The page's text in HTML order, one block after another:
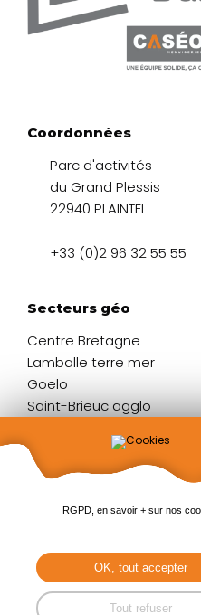
Coordonnées
Parc d'activités
du Grand Plessis
22940 PLAINTEL
+33 (0)2 96 32 55 55
Secteurs géo
Centre Bretagne
Lamballe terre mer
Goelo
Saint-Brieuc agglo
Liens rapides
Portes d'entrée
Baies coulissantes
Portails & clôtures
RGPD, en savoir + sur nos
OK, tout accepter
Tout refuser